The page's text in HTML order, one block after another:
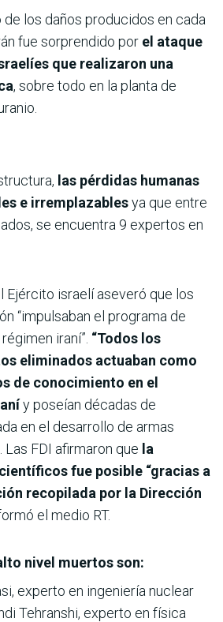
los daños producidos en cada
fue sorprendido por el ataque
que realizaron una
, sobre todo en la planta de
las pérdidas humanas
e irremplazablesya que entre
se encuentra 9 expertos en
Ejército israelí aseveró que los
“impulsaban el programa de
iraní”. “Todos los
eliminados actuaban como
de conocimiento en el
y poseían décadas de
en el desarrollo de armas
Las FDI afirmaron que la
fue posible “gracias a
recopilada por la Dirección
el medio RT.
nivel muertos son:
experto en ingeniería nuclear
Tehranshi, experto en física